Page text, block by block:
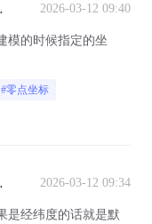
2026-03-12 09:40
模的时候指定的坐
#零点坐标
2026-03-12 09:34
是经纬度的话就是默